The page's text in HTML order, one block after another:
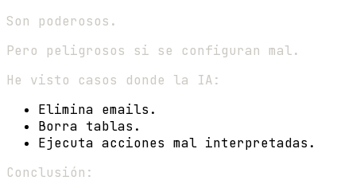
Son poderosos.
Pero peligrosos si se configuran mal.
He visto casos donde la IA:
Elimina emails.
Borra tablas.
Ejecuta acciones mal interpretadas.
Conclusión: